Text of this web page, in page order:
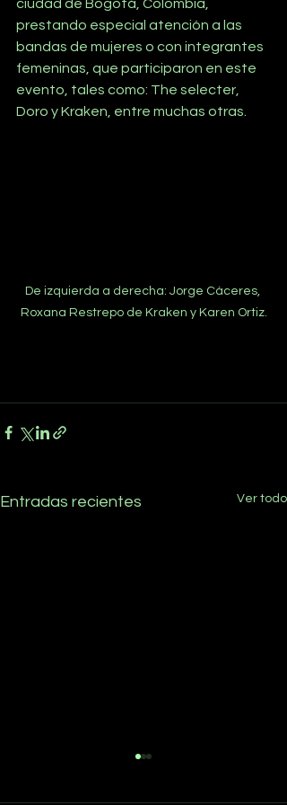
ciudad de Bogotá, Colombia,
prestando especial atención a las
bandas de mujeres o con integrantes
femeninas, que participaron en este
evento, tales como: The selecter,
Doro y Kraken, entre muchas otras.
De izquierda a derecha: Jorge Cáceres,
Roxana Restrepo de Kraken y Karen Ortiz.
Entradas recientes Ver todo